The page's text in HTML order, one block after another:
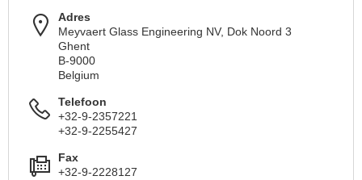
Adres
Meyvaert Glass Engineering NV, Dok Noord 3
Ghent
B-9000
Belgium
Telefoon
+32-9-2357221
+32-9-2255427
Fax
+32-9-2228127